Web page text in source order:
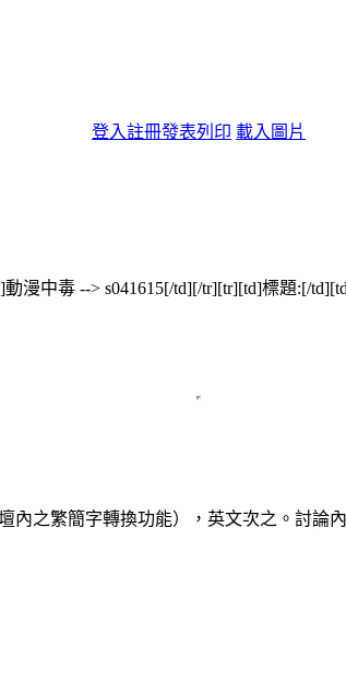
登入註冊發表列印 載入圖片
漫中毒 --> s041615[/td][/tr][tr][td]標題:[/
內之繁簡字轉換功能），英文次之。討